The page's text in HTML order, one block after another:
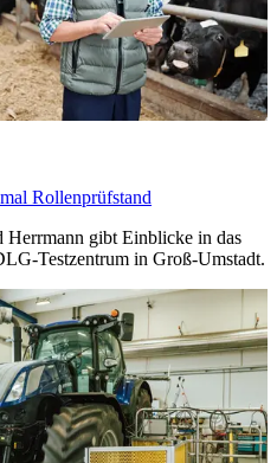
Rollenprüfstand
Herrmann gibt Einblicke in das
Testzentrum in Groß-Umstadt.